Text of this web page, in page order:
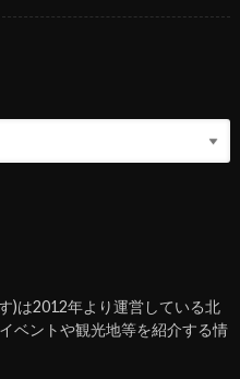
)は2012年より運営している北
ベントや観光地等を紹介する情